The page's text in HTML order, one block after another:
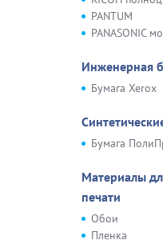
PANTUM
PANASONIC
Инженерная
Бумага Xerox
Бумага
Материалы
печати
Обои
Пленка